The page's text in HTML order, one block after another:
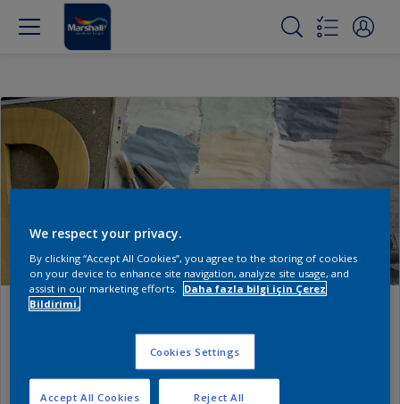
Çalışma Alanım
İşlerinizi yönetmenin ve çalışmanızı sergilemenin
daha kolay bir yolunu keşfedin.
We respect your privacy.
By clicking “Accept All Cookies”, you agree to the storing of cookies
on your device to enhance site navigation, analyze site usage, and
assist in our marketing efforts.
Daha fazla bilgi için Çerez
Bildirimi.
Cookies Settings
Reject All
Accept All Cookies